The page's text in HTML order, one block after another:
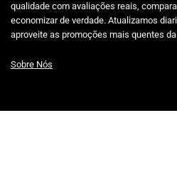
qualidade com avaliações reais,
economizar de verdade. Atualizamos
aproveite as promoções mais quentes
Sobre Nós